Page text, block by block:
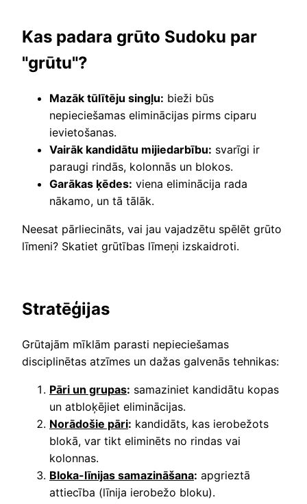
Kas padara grūto Sudoku par
"grūtu"?
Mazāk tūlītēju singļu: bieži būs
nepieciešamas eliminācijas pirms ciparu
ievietošanas.
Vairāk kandidātu mijiedarbību: svarīgi ir
paraugi rindās, kolonnās un blokos.
Garākas ķēdes: viena eliminācija rada
nākamo, un tā tālāk.
Neesat pārliecināts, vai jau vajadzētu spēlēt grūto
līmeni? Skatiet grūtības līmeņi izskaidroti.
Stratēģijas
Grūtajām mīklām parasti nepieciešamas
disciplinētas atzīmes un dažas galvenās tehnikas:
Pāri un grupas: samaziniet kandidātu kopas
un atbloķējiet eliminācijas.
Norādošie pāri: kandidāts, kas ierobežots
blokā, var tikt eliminēts no rindas vai
kolonnas.
Bloka-līnijas samazināšana: apgrieztā
attiecība (līnija ierobežo bloku).